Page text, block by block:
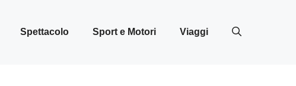
Spettacolo Sport e Motori Viaggi